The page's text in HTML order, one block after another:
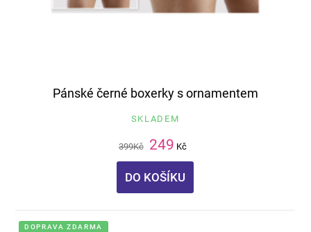
Pánské černé boxerky s ornamentem
SKLADEM
399Kč 249 Kč
DO KOŠÍKU
DOPRAVA ZDARMA